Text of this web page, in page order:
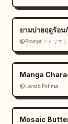
ยามบ่ายฤดูร้อน
@Prompt アトリエ
Manga
@Laraib Fatima‎
Mosaic